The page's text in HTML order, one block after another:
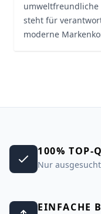
umweltfreundliche
steht für
moderne
100% TOP-
Nur
EINFACHE